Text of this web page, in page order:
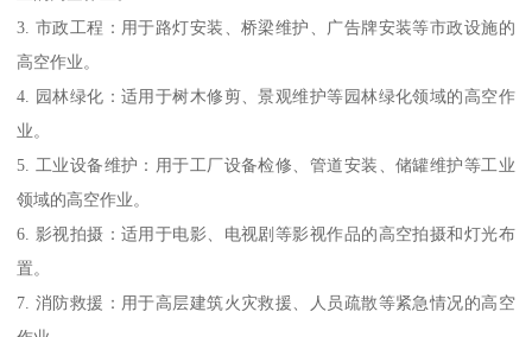
3. 市政工程：用于路灯安装、桥梁维护、广告牌安装等市政设施的
高空作业。
4. 园林绿化：适用于树木修剪、景观维护等园林绿化领域的高空作
业。
5. 工业设备维护：用于工厂设备检修、管道安装、储罐维护等工业
领域的高空作业。
6. 影视拍摄：适用于电影、电视剧等影视作品的高空拍摄和灯光布
置。
7. 消防救援：用于高层建筑火灾救援、人员疏散等紧急情况的高空